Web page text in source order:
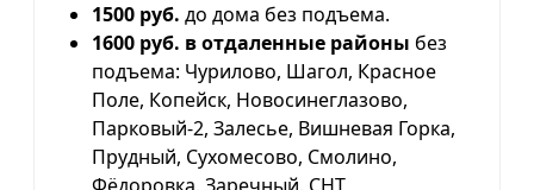
1500 руб. до дома без подъема.
1600 руб. в отдаленные районы без
подъема: Чурилово, Шагол, Красное
Поле, Копейск, Новосинеглазово,
Парковый-2, Залесье, Вишневая Горка,
Прудный, Сухомесово, Смолино,